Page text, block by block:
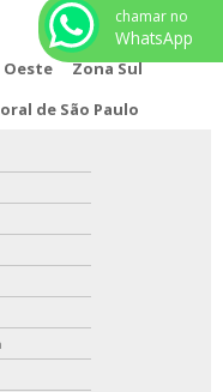
Oeste
Zona Sul
de São Paulo
chamar no
WhatsApp